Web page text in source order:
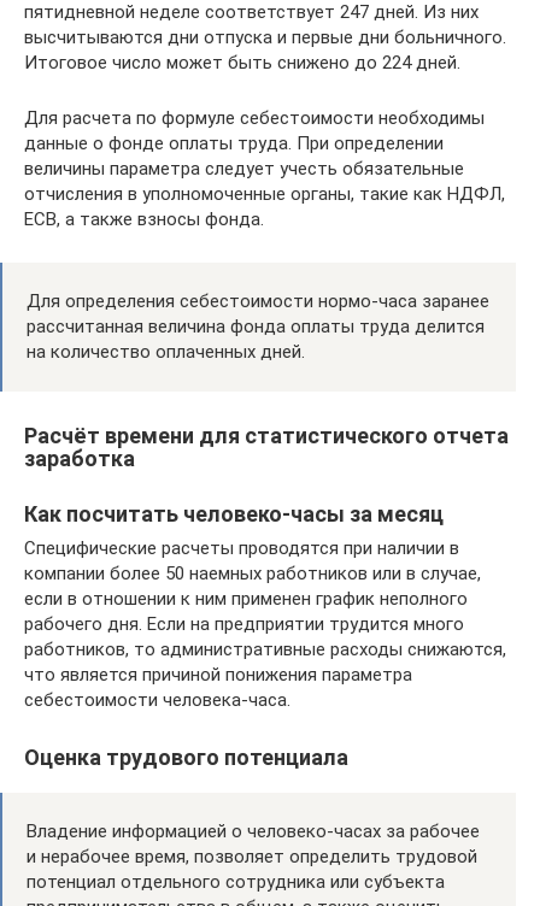
пятидневной неделе соответствует 247 дней. Из них
высчитываются дни отпуска и первые дни больничного.
Итоговое число может быть снижено до 224 дней.
Для расчета по формуле себестоимости необходимы
данные о фонде оплаты труда. При определении
величины параметра следует учесть обязательные
отчисления в уполномоченные органы, такие как НДФЛ,
ЕСВ, а также взносы фонда.
Для определения себестоимости нормо-часа заранее
рассчитанная величина фонда оплаты труда делится
на количество оплаченных дней.
Расчёт времени для статистического отчета
заработка
Как посчитать человеко-часы за месяц
Специфические расчеты проводятся при наличии в
компании более 50 наемных работников или в случае,
если в отношении к ним применен график неполного
рабочего дня. Если на предприятии трудится много
работников, то административные расходы снижаются,
что является причиной понижения параметра
себестоимости человека-часа.
Оценка трудового потенциала
Владение информацией о человеко-часах за рабочее
и нерабочее время, позволяет определить трудовой
потенциал отдельного сотрудника или субъекта